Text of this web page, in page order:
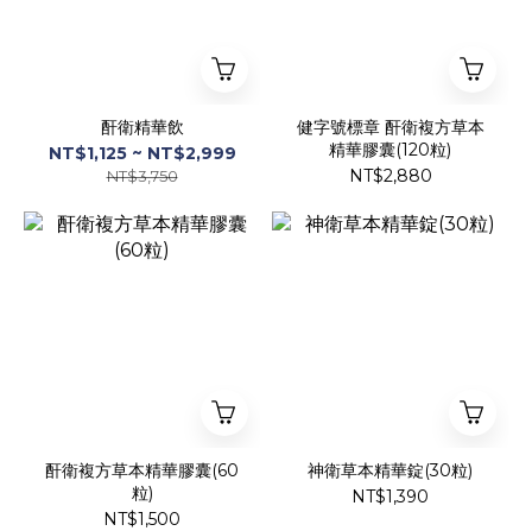
酐衛精華飲
NT$1,125 ~ NT$2,999
NT$3,750
健字號標章 酐衛複方草本
精華膠囊(120粒)
NT$2,880
酐衛複方草本精華膠囊(60
粒)
NT$1,500
神衛草本精華錠(30粒)
NT$1,390